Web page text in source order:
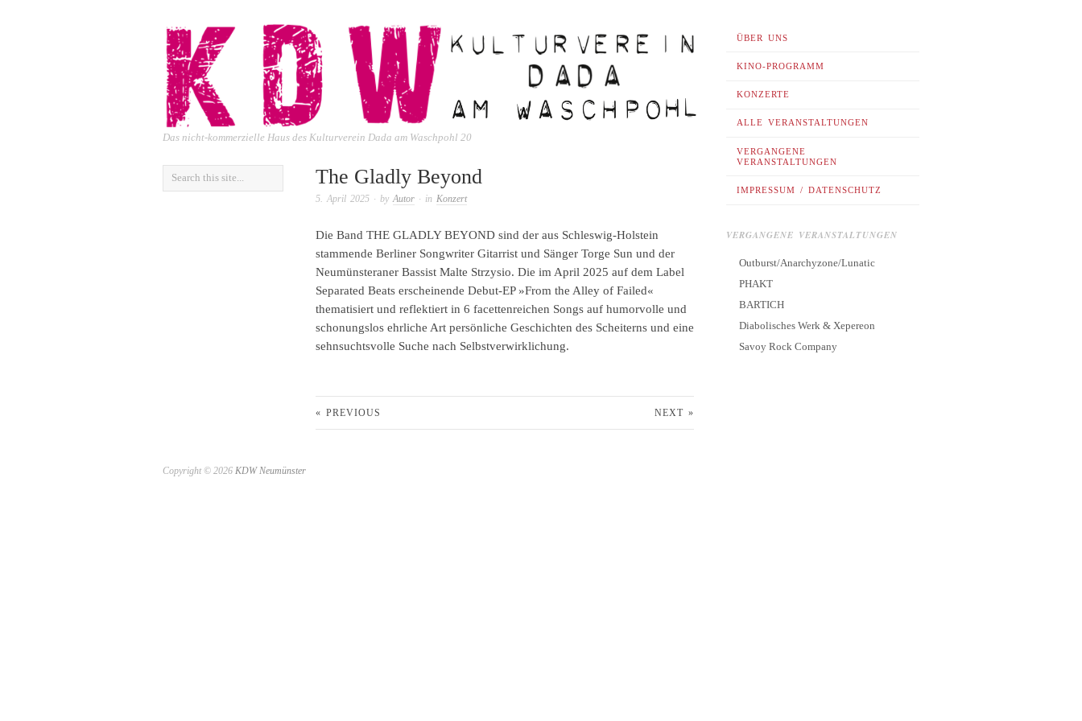
Das nicht-kommerzielle Haus des Kulturverein Dada am Waschpohl 20
ÜBER UNS
KINO-PROGRAMM
KONZERTE
ALLE VERANSTALTUNGEN
VERGANGENE
VERANSTALTUNGEN
IMPRESSUM / DATENSCHUTZ
The Gladly Beyond
5. April 2025 · byAutor · in Konzert
Die Band THE GLADLY BEYOND sind der aus Schleswig-Holstein
stammende Berliner Songwriter Gitarrist und Sänger Torge Sun und der
Neumünsteraner Bassist Malte Strzysio. Die im April 2025 auf dem Label
Separated Beats erscheinende Debut-EP »From the Alley of Failed«
thematisiert und reflektiert in 6 facettenreichen Songs auf humorvolle und
schonungslos ehrliche Art persönliche Geschichten des Scheiterns und eine
sehnsuchtsvolle Suche nach Selbstverwirklichung.
« PREVIOUS NEXT »
VERGANGENE VERANSTALTUNGEN
Outburst/Anarchyzone/Lunatic
PHAKT
BARTICH
Diabolisches Werk & Xepereon
Savoy Rock Company
Copyright © 2026 KDW Neumünster